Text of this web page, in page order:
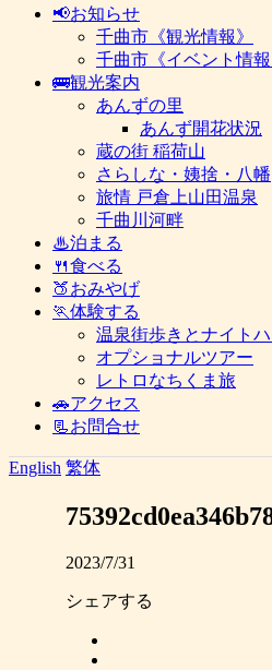
📢お知らせ
千曲市《観光情報》
千曲市《イベント情報
🚌観光案内
あんずの里
あんず開花状況
蔵の街 稲荷山
さらしな・姨捨・八幡
旅情 戸倉上山田温泉
千曲川河畔
♨泊まる
🍴食べる
🍑おみやげ
🏃体験する
温泉街歩きとナイト
オプショナルツアー
レトロなちくま旅
🚗アクセス
📃お問合せ
English 繁体
2023/7/31
シェアする